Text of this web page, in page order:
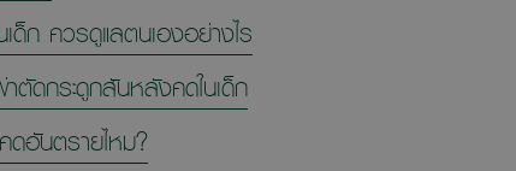
ก ควรดูแลตนเองอย่างไร
ตัดกระดูกสันหลังคดในเด็ก
อันตรายไหม?